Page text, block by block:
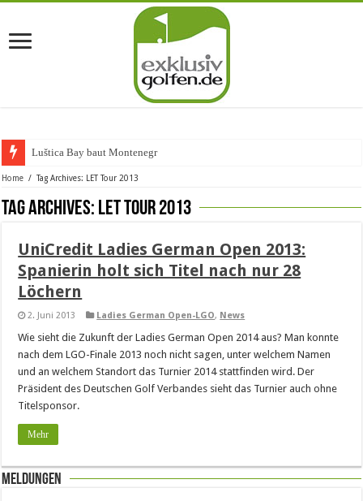
Luštica Bay baut Montenegros e
Home / Tag Archives: LET Tour 2013
Tag Archives: LET Tour 2013
UniCredit Ladies German Open 2013:
Spanierin holt sich Titel nach nur 28
Löchern
2. Juni 2013 Ladies German Open-LGO, News
Wie sieht die Zukunft der Ladies German Open 2014 aus? Man konnte
nach dem LGO-Finale 2013 noch nicht sagen, unter welchem Namen
und an welchem Standort das Turnier 2014 stattfinden wird. Der
Präsident des Deutschen Golf Verbandes sieht das Turnier auch ohne
Titelsponsor.
Mehr
Meldungen